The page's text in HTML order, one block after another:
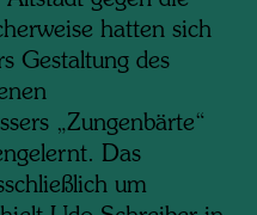
hatten sich
Gestaltung des
„Zungenbärte“
Das
um